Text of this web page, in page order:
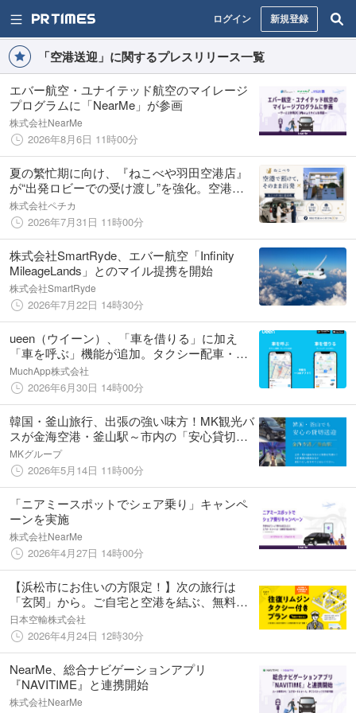
ログイン 新規登録
「空港送迎」に関するプレスリリース一覧
エバー航空・ユナイテッド航空のマイレージ
プログラムに「NearMe」が参画
株式会社NearMe
2026年8月6日 11時00分
夏の繁忙期に向け、『ねこべや羽田空港店』
が“出発ロビーでの受け渡し”を強化。空港で
猫を預けて、そのまま出発 ― 店舗に行かなく
ていい
株式会社ペチカ
2026年7月31日 11時00分
株式会社SmartRyde、エバー航空「Infinity
MileageLands」とのマイル提携を開始
株式会社SmartRyde
2026年7月22日 14時30分
ueen（ウイーン）、「車を借りる」に加え
「車を呼ぶ」機能が追加。タクシー配車・空
港送迎サービスを7月より順次開始
MuchApp株式会社
2026年6月30日 14時00分
韓国・釜山旅行、出張の強い味方！MK観光バ
スが金海空港・釜山駅～市内の「安心貸切送
迎」予約受付をスタート
MKグループ
2026年5月14日 11時00分
「ニアミースポットでシェア乗り」キャンペ
ーンを実施
株式会社NearMe
2026年4月27日 14時00分
【浜松市にお住いの方限定！】次の旅行は
「玄関」から。ご自宅と空港を結ぶ、無料リ
ムジン送迎付きツアー「らく旅」好評につき
期間延長♪
日本空輸株式会社
2026年4月24日 12時30分
NearMe、総合ナビゲーションアプリ
『NAVITIME』と連携開始
株式会社NearMe